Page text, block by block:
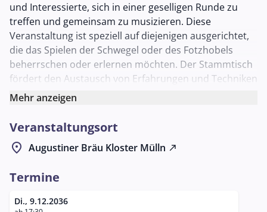
und Interessierte, sich in einer geselligen Runde zu
treffen und gemeinsam zu musizieren. Diese
Veranstaltung ist speziell auf diejenigen ausgerichtet,
die das Spielen der Schwegel oder des Fotzhobels
beherrschen oder erlernen möchten. Der Stammtisch
fördert den Austausch von Erfahrungen und Techniken
unter den Teilnehmenden und schafft eine Plattform,
um traditionelle Volksmusik in einem entspannten und
einladenden Umfeld zu genießen und zu pflegen.
Der Stammtisch findet regelmäßig an jedem zweiten
Dienstag im Monat statt und bietet damit eine
zu treffen und die eigene musikalische Fertigkeit zu
vertiefen. Die Veranstaltung wird im Augustiner Bräu
Mehr anzeigen
Veranstaltungsort
location_on Augustiner Bräu Kloster Mülln north_east
Termine
Di., 9.12.2036